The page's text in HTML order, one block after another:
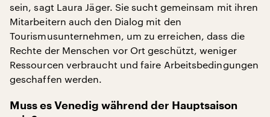
sein, sagt Laura Jäger. Sie sucht gemeinsam mit ihren
Mitarbeitern auch den Dialog mit den
Tourismusunternehmen, um zu erreichen, dass die
Rechte der Menschen vor Ort geschützt, weniger
Ressourcen verbraucht und faire Arbeitsbedingungen
geschaffen werden.
Muss es Venedig während der Hauptsaison